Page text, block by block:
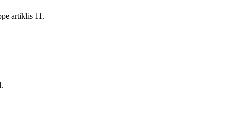
artiklis 11.